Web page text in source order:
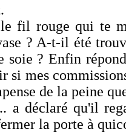
fil rouge qui te
? A-t-il été
soie ? Enfin
si mes
de la peine
a déclaré qu'il
la porte à